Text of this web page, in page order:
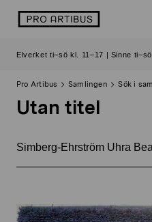
logo
Elverket ti–sö kl. 11–17 | Sinne
Pro Artibus Samlingen Sök i
Utan titel
Simberg-Ehrström Uhra